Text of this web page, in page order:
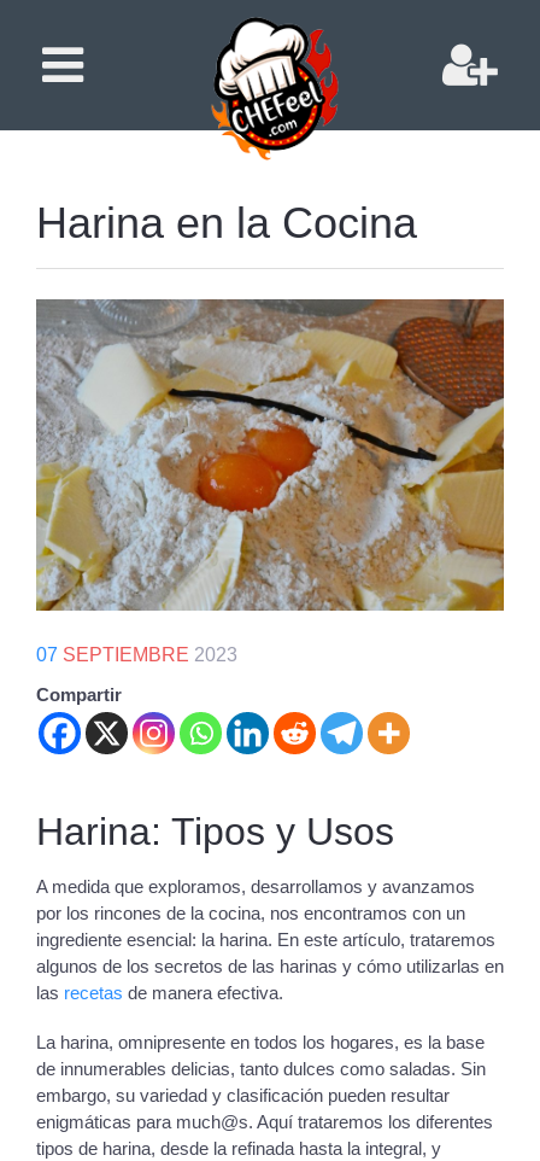
Harina en la Cocina
07 SEPTIEMBRE 2023
Compartir
Harina: Tipos y Usos
A medida que exploramos, desarrollamos y avanzamos
por los rincones de la cocina, nos encontramos con un
ingrediente esencial: la harina. En este artículo, trataremos
algunos de los secretos de las harinas y cómo utilizarlas en
las recetas de manera efectiva.
La harina, omnipresente en todos los hogares, es la base
de innumerables delicias, tanto dulces como saladas. Sin
embargo, su variedad y clasificación pueden resultar
enigmáticas para much@s. Aquí trataremos los diferentes
tipos de harina, desde la refinada hasta la integral, y